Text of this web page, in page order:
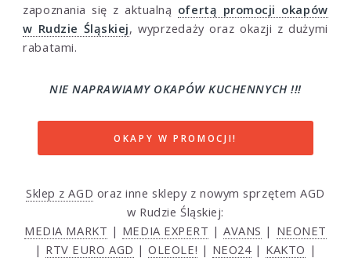
zapoznania się z aktualną ofertą promocji okapów
w Rudzie Śląskiej, wyprzedaży oraz okazji z dużymi
rabatami.
NIE NAPRAWIAMY OKAPÓW KUCHENNYCH !!!
OKAPY W PROMOCJI!
Sklep z AGD oraz inne sklepy z nowym sprzętem AGD
w Rudzie Śląskiej:
MEDIA MARKT | MEDIA EXPERT |AVANS | NEONET
| RTV EURO AGD |OLEOLE! | NEO24| KAKTO |